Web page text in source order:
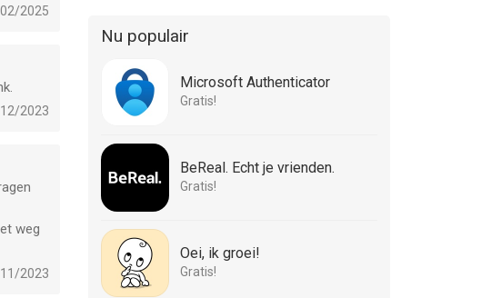
2025
2023
weg
2023
Nu populair
Microsoft Authenticator
Gratis!
BeReal. Echt je vrienden.
Gratis!
Oei, ik groei!
Gratis!